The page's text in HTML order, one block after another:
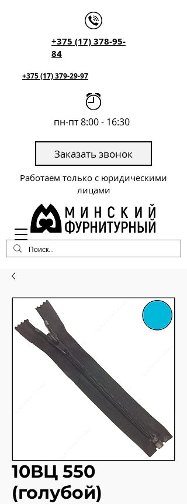
+375 (17) 378-95-
84
Заказать звонок
пн-пт 8:00 - 16:30
Работаем только с юридическими
лицами
+375 (17) 379-29-97
10ВЦ 550
(голубой)